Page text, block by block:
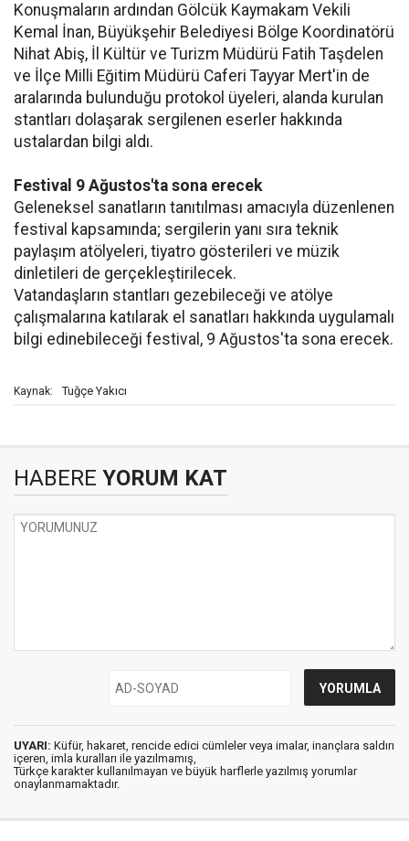
Konuşmaların ardından Gölcük Kaymakam Vekili
Kemal İnan, Büyükşehir Belediyesi Bölge Koordinatörü
Nihat Abiş, İl Kültür ve Turizm Müdürü Fatih Taşdelen
ve İlçe Milli Eğitim Müdürü Caferi Tayyar Mert'in de
aralarında bulunduğu protokol üyeleri, alanda kurulan
stantları dolaşarak sergilenen eserler hakkında
ustalardan bilgi aldı.
Festival 9 Ağustos'ta sona erecek
Geleneksel sanatların tanıtılması amacıyla düzenlenen
festival kapsamında; sergilerin yanı sıra teknik
paylaşım atölyeleri, tiyatro gösterileri ve müzik
dinletileri de gerçekleştirilecek.
Vatandaşların stantları gezebileceği ve atölye
çalışmalarına katılarak el sanatları hakkında uygulamalı
bilgi edinebileceği festival, 9 Ağustos'ta sona erecek.
Kaynak: Tuğçe Yakıcı
HABERE YORUM KAT
UYARI: Küfür, hakaret, rencide edici cümleler veya imalar, inançlara saldırı
içeren, imla kuralları ile yazılmamış,
Türkçe karakter kullanılmayan ve büyük harflerle yazılmış yorumlar
onaylanmamaktadır.